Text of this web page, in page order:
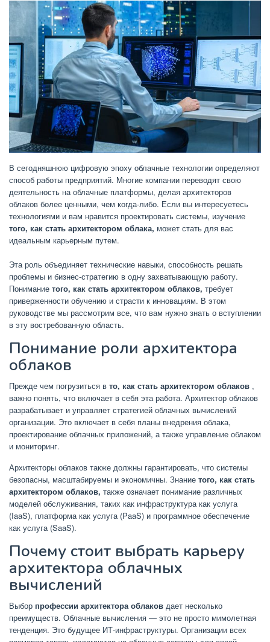
В сегодняшнюю цифровую эпоху облачные технологии определяют
способ работы предприятий. Многие компании переводят свою
деятельность на облачные платформы, делая архитекторов
облаков более ценными, чем когда-либо. Если вы интересуетесь
технологиями и вам нравится проектировать системы, изучение
того, как стать архитектором облака, может стать для вас
идеальным карьерным путем.
Эта роль объединяет технические навыки, способность решать
проблемы и бизнес-стратегию в одну захватывающую работу.
Понимание того, как стать архитектором облаков, требует
приверженности обучению и страсти к инновациям. В этом
руководстве мы рассмотрим все, что вам нужно знать о вступлении
в эту востребованную область.
Понимание роли архитектора
облаков
Прежде чем погрузиться в то, как стать архитектором облаков ,
важно понять, что включает в себя эта работа. Архитектор облаков
разрабатывает и управляет стратегией облачных вычислений
организации. Это включает в себя планы внедрения облака,
проектирование облачных приложений, а также управление облаком
и мониторинг.
Архитекторы облаков также должны гарантировать, что системы
безопасны, масштабируемы и экономичны. Знание того, как стать
архитектором облаков, также означает понимание различных
моделей обслуживания, таких как инфраструктура как услуга
(IaaS), платформа как услуга (PaaS) и программное обеспечение
как услуга (SaaS).
Почему стоит выбрать карьеру
архитектора облачных
вычислений
Выбор профессии архитектора облаков дает несколько
преимуществ. Облачные вычисления — это не просто мимолетная
тенденция. Это будущее ИТ-инфраструктуры. Организации всех